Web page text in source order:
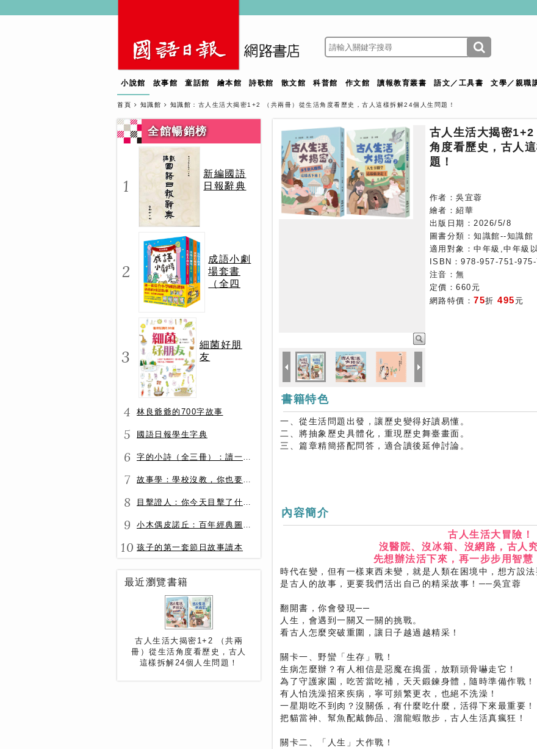
小說館 故事館 童話館 繪本館 詩歌館 散文館 科普館 作文館 讀報教育叢書 語文／工具書 文學／親職
首頁 知識館 知識館 ：古人生活大揭密1+2 （共兩冊）從生活角度看歷史，古人這樣拆解24個人生問題！
全館暢銷榜
1
新編國語
日報辭典
2
成語小劇
場套書
（全四
3
細菌好朋
友
4 林良爺爺的700字故事
5 國語日報學生字典
6 字的小詩（全三冊）：讀一首詩，交一個字朋友（字字小宇宙+字字看心情+字字有意思）
7 故事學：學校沒教，你也要會的表達力
8 目擊證人：你今天目擊了什麼？
9 小木偶皮諾丘：百年經典圖文全譯版
10 孩子的第一套節日故事讀本
最近瀏覽書籍
古人生活大揭密1+2 （共兩
冊）從生活角度看歷史，古人
這樣拆解24個人生問題！
古人生活大揭密
角度看歷史，古人
題！
作者：吳宜蓉
繪者：紹華
出版日期：2026/5/8
圖書分類：知識館--知識館
適用對象：中年級,中年級
ISBN：978-957-751-975-
注音：無
定價：660元
網路特價：75折495 元
書籍特色
一、從生活問題出發，讓歷史變得好讀易懂。
二、將抽象歷史具體化，重現歷史舞臺畫面。
三、篇章精簡搭配問答，適合讀後延伸討論。
內容簡介
古人生活大冒險！
沒醫院、沒冰箱、沒網路，古人
先想辦法活下來，再一步步用智慧
時代在變，但有一樣東西未變，就是人類在困境中，想方設
是古人的故事，更要我們活出自己的精采故事！──吳宜蓉
翻開書，你會發現──
人生，會遇到一關又一關的挑戰。
看古人怎麼突破重圍，讓日子越過越精采！
關卡一、野蠻「生存」戰！
生病怎麼辦？有人相信是惡魔在搗蛋，放顆頭骨嚇走它！
為了守護家園，吃苦當吃補，天天鍛鍊身體，隨時準備作戰！
有人怕洗澡招來疾病，寧可頻繁更衣，也絕不洗澡！
一星期吃不到肉？沒關係，有什麼吃什麼，活得下來最重要！
把貓當神、幫魚配戴飾品、溜龍蝦散步，古人生活真瘋狂！
關卡二、「人生」大作戰！